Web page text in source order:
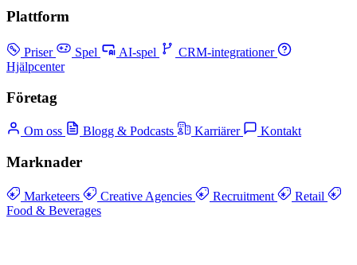
Plattform
Priser Spel AI-spel
CRM-integrationer
Hjälpcenter
Företag
Om oss Blogg & Podcasts Karriärer Kontakt
Marknader
Marketeers Creative Agencies Recruitment
Retail
Food & Beverages